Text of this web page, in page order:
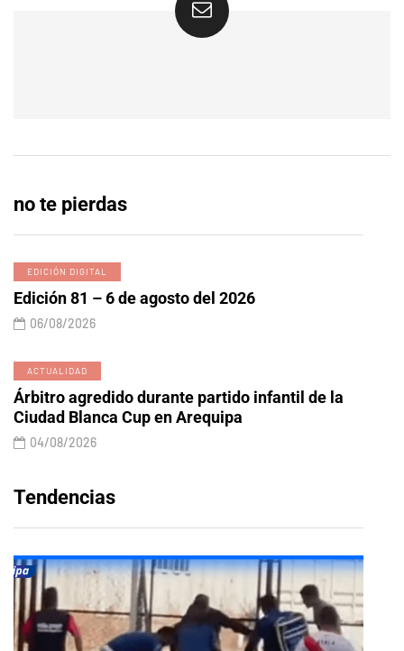
no te pierdas
EDICIÓN DIGITAL
Edición 81 – 6 de agosto del 2026
06/08/2026
ACTUALIDAD
Árbitro agredido durante partido infantil de la
Ciudad Blanca Cup en Arequipa
04/08/2026
Tendencias